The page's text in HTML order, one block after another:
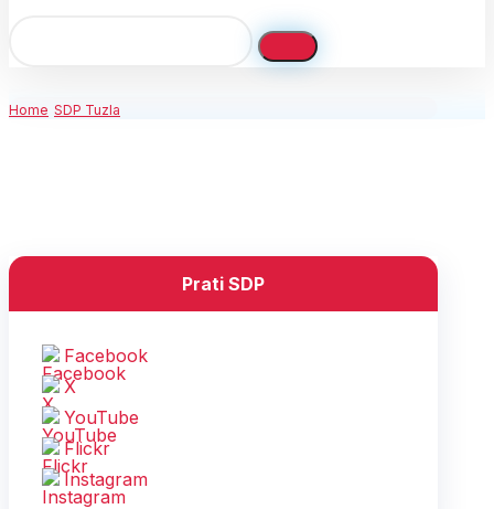
Home SDP Tuzla
Prati SDP
Facebook
X
YouTube
Flickr
Instagram